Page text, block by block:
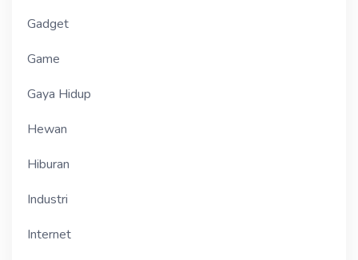
Gadget
Game
Gaya Hidup
Hewan
Hiburan
Industri
Internet